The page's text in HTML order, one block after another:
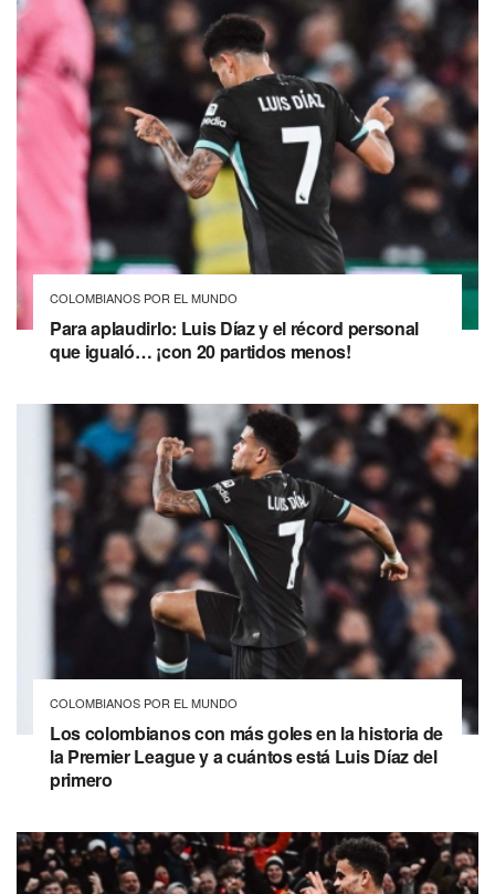
COLOMBIANOS POR EL MUNDO
Para aplaudirlo: Luis Díaz y el récord personal
que igualó… ¡con 20 partidos menos!
COLOMBIANOS POR EL MUNDO
Los colombianos con más goles en la historia de
la Premier League y a cuántos está Luis Díaz del
primero